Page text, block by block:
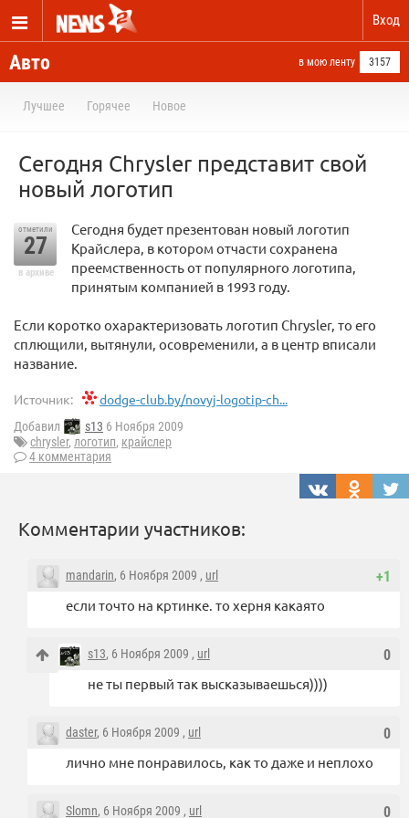
Вход
Авто в мою ленту 3157
Лучшее Горячее Новое
Сегодня Chrysler представит свой
новый логотип
отметили
27
в архиве
Сегодня будет презентован новый логотип
Крайслера, в котором отчасти сохранена
преемственность от популярного логотипа,
принятым компанией в 1993 году.
Если коротко охарактеризовать логотип Chrysler, то его
сплющили, вытянули, осовременили, а в центр вписали
название.
Источник: dodge-club.by/novyj-logotip-ch...
Добавил s13 6 Ноября 2009
chrysler, логотип, крайслер
4 комментария
Комментарии участников:
+1
mandarin, 6 Ноября 2009 , url
если точто на кртинке. то херня какаято
0
s13, 6 Ноября 2009 , url
не ты первый так высказываешься))))
0
daster, 6 Ноября 2009 , url
лично мне понравилось, как то даже и неплохо
0
Slomn, 6 Ноября 2009 , url